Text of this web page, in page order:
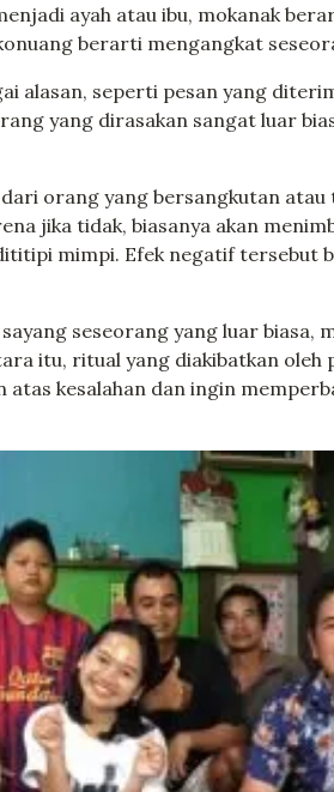
ayah atau ibu, mokanak
berarti mengangkat
alasan, seperti pesan yang
yang dirasakan sangat luar
orang yang bersangkutan
jika tidak, biasanya akan
mimpi. Efek negatif tersebut
seseorang yang luar biasa,
itu, ritual yang diakibatkan
atas kesalahan dan ingin